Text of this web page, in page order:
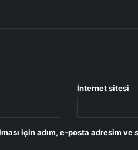
İnternet sitesi
için adım, e-posta adresim ve